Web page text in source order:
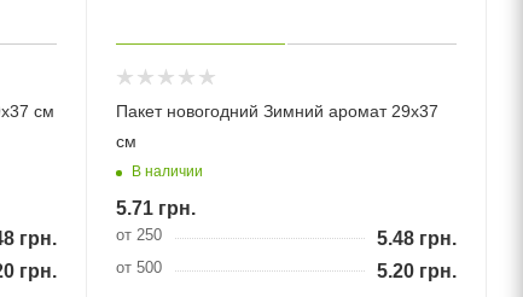
см
грн.
грн.
Пакет новогодний Зимний аромат 29х37
см
В наличии
5.71грн.
от 250 5.48грн.
от 500 5.20грн.